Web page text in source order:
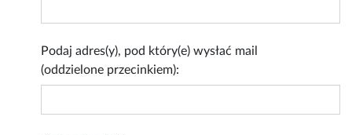
Podaj adres(y), pod który(e) wysłać mail
(oddzielone przecinkiem):